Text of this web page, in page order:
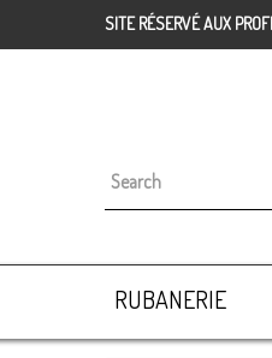
SITE RÉSERVÉ AUX
RUBANERIE